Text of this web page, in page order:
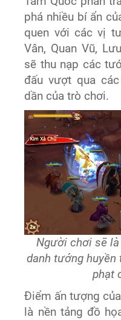
phá nhiều bí ẩn
quen với các vị
Vân, Quan Vũ,
sẽ thu nạp các
đấu vượt qua
dần của trò chơi.
Người chơi sẽ
danh tướng huyền
phạt
Điểm ấn tượng
là nền tảng đồ